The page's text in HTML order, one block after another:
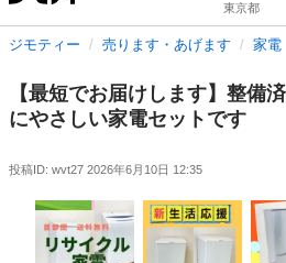
東京都
ジモティー 売ります・あげます 家電
【最短でお届けします】整備
にやさしい家電セットです
投稿ID: wvt27 2026年6月10日 12:35